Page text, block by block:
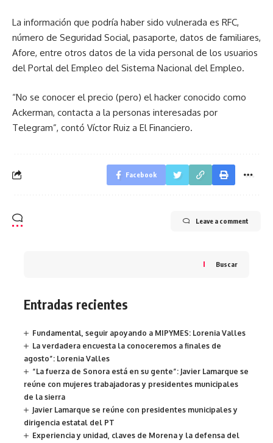
La información que podría haber sido vulnerada es RFC,
número de Seguridad Social, pasaporte, datos de familiares,
Afore, entre otros datos de la vida personal de los usuarios
del Portal del Empleo del Sistema Nacional del Empleo.
“No se conocer el precio (pero) el hacker conocido como
Ackerman, contacta a la personas interesadas por
Telegram”, contó Víctor Ruiz a El Financiero.
Facebook
Leave a comment
Buscar
Entradas recientes
Fundamental, seguir apoyando a MIPYMES: Lorenia Valles
La verdadera encuesta la conoceremos a finales de
agosto”: Lorenia Valles
“La fuerza de Sonora está en su gente”: Javier Lamarque se
reúne con mujeres trabajadoras y presidentes municipales
de la sierra
Javier Lamarque se reúne con presidentes municipales y
dirigencia estatal del PT
Experiencia y unidad, claves de Morena y la defensa del